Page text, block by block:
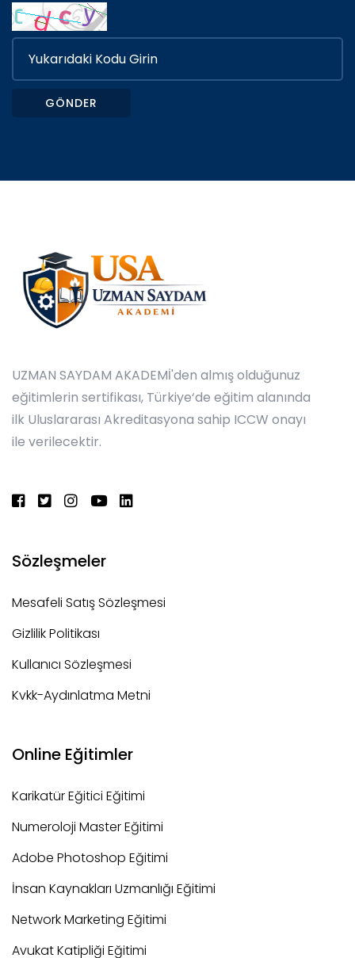
GÖNDER
UZMAN SAYDAM AKADEMİ'den almış olduğunuz
eğitimlerin sertifikası, Türkiye‘de eğitim alanında
ilk Uluslararası Akreditasyona sahip ICCW onayı
ile verilecektir.
Sözleşmeler
Mesafeli Satış Sözleşmesi
Gizlilik Politikası
Kullanıcı Sözleşmesi
Kvkk-Aydınlatma Metni
Online Eğitimler
Karikatür Eğitici Eğitimi
Numeroloji Master Eğitimi
Adobe Photoshop Eğitimi
İnsan Kaynakları Uzmanlığı Eğitimi
Network Marketing Eğitimi
Avukat Katipliği Eğitimi